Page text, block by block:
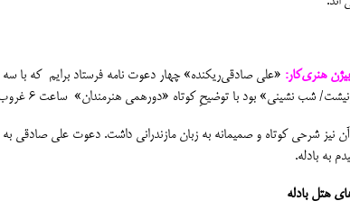
بیژن هنری‌کار: «علی صادقی‌ریکنده» چهار دعوت نامه فرستاد برایم که با
نشینی» بود با توضیحِ کوتاه «دورهمی هنرمندان» ساعت ۶ غروب دوشنبه ۱۷ دی ماه در هتل بادله،
نیز شرحی کوتاه و صمیمانه به زبان مازندرانی داشت. دعوت علی صادقی
به بادله.
هتل بادله